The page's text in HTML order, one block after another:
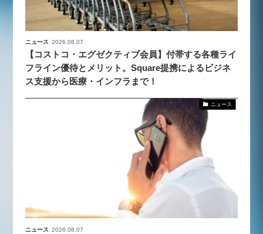
ニュース 2026.08.07
【コストコ・エグゼクティブ会員】付帯する各種ライ
フライン優待とメリット。Square提携によるビジネ
ス支援から医療・インフラまで！
ニュース
ニュース 2026.08.07